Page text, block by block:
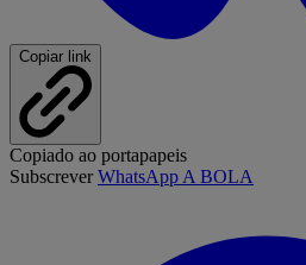
Copiar link
Copiado ao portapapeis
SubscreverWhatsApp A BOLA